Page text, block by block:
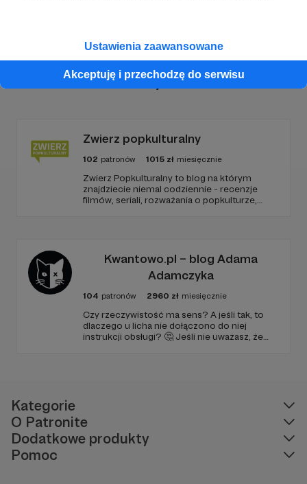
Ustawienia zaawansowane
Akceptuję i przechodzę do serwisu
Promowani autorzy
Zwierz popkulturalny
102 patronów 1015 zł miesięcznie
Zwierz Popkulturalny to blog na którym
znajdziecie niemal codziennie - recenzje
filmów, seriali, rozważania o popkulturze,
Kwantowo.pl – blog Adama
Adamczyka
104 patronów 2960 zł miesięcznie
Czy rzeczywistość ma sens? A jeśli tak, to
dlaczego u licha nie dołączono do niej
instrukcji obsługi? 🤔 Jeśli nie uważasz, że
Kategorie
O Patronite
Dodatkowe produkty
Pomoc